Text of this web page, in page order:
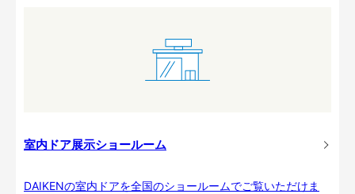
室内ドア展示ショールーム
DAIKENの室内ドアを全国のショールームでご覧いただけま